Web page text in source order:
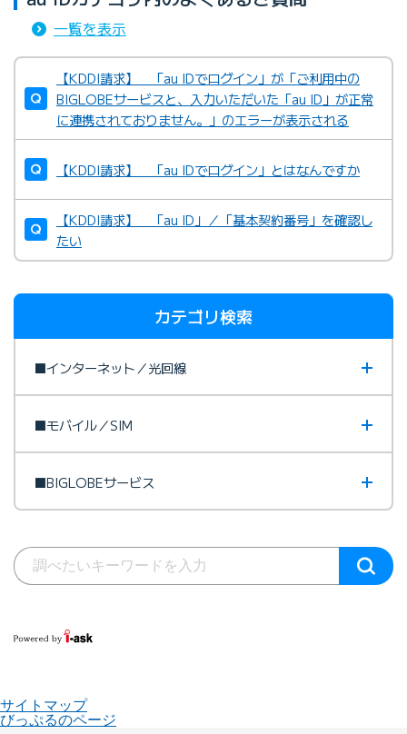
一覧を表示
【KDDI請求】 「au IDでログイン」が「ご利用中の
BIGLOBEサービスと、入力いただいた「au ID」が正常
に連携されておりません。」のエラーが表示される
【KDDI請求】 「au IDでログイン」とはなんですか
【KDDI請求】 「au ID」／「基本契約番号」を確認し
たい
カテゴリ検索
■インターネット／光回線
■モバイル／SIM
■BIGLOBEサービス
サイトマップ
びっぷるのページ